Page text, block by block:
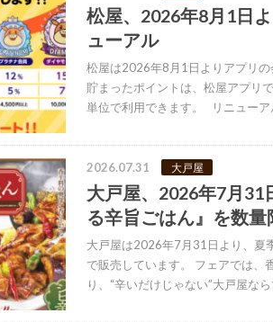
松屋、2026年8月1日
ューアル
松屋は2026年8月1日よりアプリ
貯まったポイントは、松屋アプリ
単位で利用できます。 リニュー
2026.07.31 大戸屋
大戸屋、2026年7月31
る辛旨ごはん』を数量
大戸屋は2026年7月31日より、夏
で販売しています。 フェアでは、
り、“辛いだけじゃない”大戸屋な